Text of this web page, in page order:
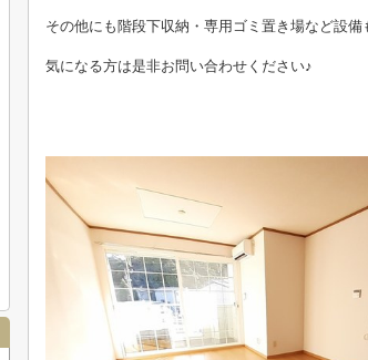
その他にも階段下収納・専用ゴミ置き場など設備
気になる方は是非お問い合わせください♪